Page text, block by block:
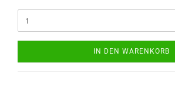
IN DEN WARENKORB